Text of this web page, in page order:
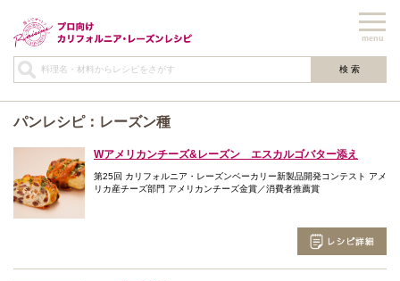
menu
パンレシピ：レーズン種
Wアメリカンチーズ&レーズン エスカルゴバター添え
第25回 カリフォルニア・レーズンベーカリー新製品開発コンテスト アメ
リカ産チーズ部門 アメリカンチーズ金賞／消費者推薦賞